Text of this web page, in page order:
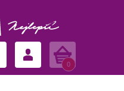
Košík
0